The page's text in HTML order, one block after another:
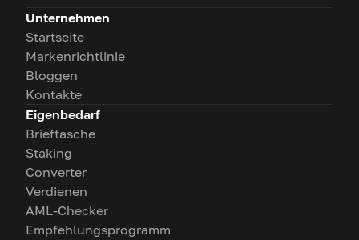
Unternehmen
Startseite
Markenrichtlinie
Bloggen
Kontakte
Eigenbedarf
Brieftasche
Staking
Converter
Verdienen
AML-Checker
Empfehlungsprogramm